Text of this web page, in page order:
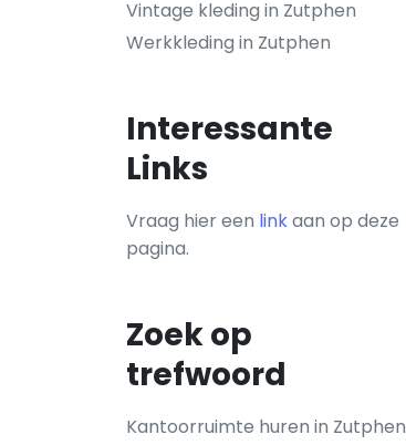
Vintage kleding in Zutphen
Werkkleding in Zutphen
Interessante
Links
Vraag hier een linkaan op deze
pagina.
Zoek op
trefwoord
Kantoorruimte huren in Zutphen